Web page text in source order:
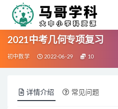
2021中考几何专项复习
初中数学 2022-06-29 10
详情介绍 常见问题
全部